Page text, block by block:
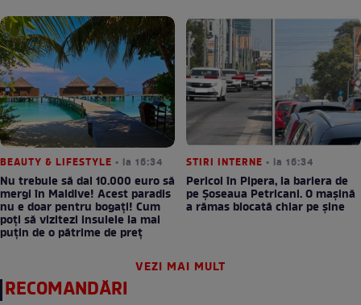
BEAUTY & LIFESTYLE • la 16:34
Nu trebuie să dai 10.000 euro să
mergi în Maldive! Acest paradis
nu e doar pentru bogați! Cum
poți să vizitezi insulele la mai
puțin de o pătrime de preț
STIRI INTERNE • la 16:34
Pericol în Pipera, la bariera de
pe Șoseaua Petricani. O mașină
a rămas blocată chiar pe șine
VEZI MAI MULT
RECOMANDĂRI